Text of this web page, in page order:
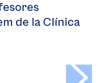
de la Clínica